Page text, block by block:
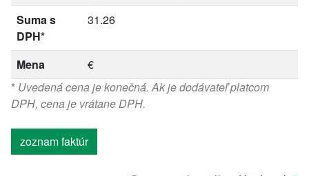
Suma s
DPH*
31.26
Mena
€
* Uvedená cena je konečná. Ak je dodávateľ platcom
DPH, cena je vrátane DPH.
zoznam faktúr